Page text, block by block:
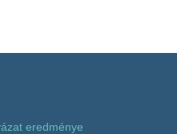
eredménye